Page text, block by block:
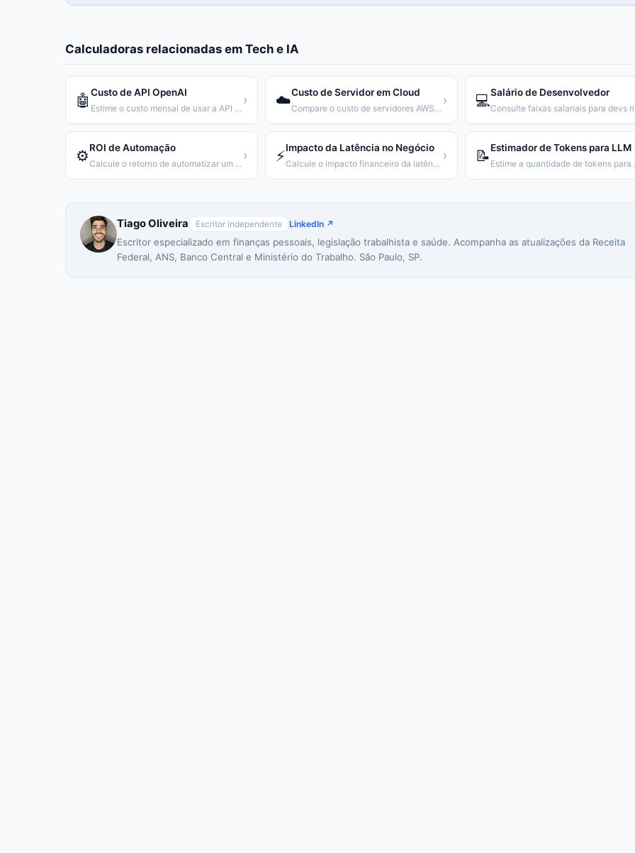
Calculadoras relacionadas em Tech e IA
🤖 Custo de API OpenAI
Estime o custo mensal de usar a API da OpenAI
› ☁️Custo de Servidor em Cloud
Compare o custo de servidores AWS, GCP e Azure
› 💻Salário de Desenvolvedor
⚙️ROI de Automação
Calcule o retorno de automatizar um processo repetitivo
› ⚡Impacto da Latência no Negócio
Calcule o impacto financeiro da latência de uma API
› 📝Estimador de Tokens para LLM
Tiago Oliveira Escritor independente LinkedIn ↗
Escritor especializado em finanças pessoais, legislação trabalhista e saúde. Acompanha as atualizações da Receita
Federal, ANS, Banco Central e Ministério do Trabalho. São Paulo, SP.